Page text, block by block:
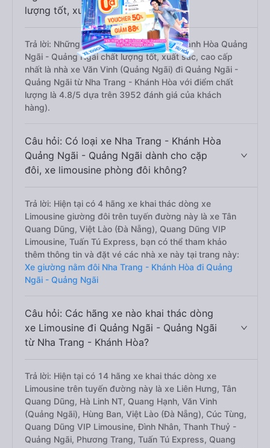
lượng tốt, xuất sắc, cao cấp nhất?
Trả lời: Những hãng xe đi Nha Trang - Khánh Hòa Quảng
Ngãi - Quảng Ngãi chất lượng tốt, xuất sắc, cao cấp
nhất là nhà xe Văn Vinh (Quảng Ngãi) đi Quảng Ngãi -
Quảng Ngãi từ Nha Trang - Khánh Hòa với điểm chất
lượng là 4.8/5 dựa trên 3952 đánh giá của khách
hàng).
Câu hỏi: Có loại xe Nha Trang - Khánh Hòa
Quảng Ngãi - Quảng Ngãi dành cho cặp
đôi, xe limousine phòng đôi không?
Trả lời: Hiện tại có 4 hãng xe khai thác dòng xe
Limousine giường đôi trên tuyến đường này là xe Tân
Quang Dũng, Việt Lào (Đà Nẵng), Quang Dũng VIP
Limousine, Tuấn Tú Express, bạn có thể tham khảo
thêm thông tin và đặt vé các nhà xe này tại trang này:
Xe giường nằm đôi Nha Trang - Khánh Hòa đi Quảng
Ngãi - Quảng Ngãi
Câu hỏi: Các hãng xe nào khai thác dòng
xe Limousine đi Quảng Ngãi - Quảng Ngãi
từ Nha Trang - Khánh Hòa?
Trả lời: Hiện tại có 14 hãng xe khai thác dòng xe
Limousine trên tuyến đường này là xe Liên Hưng, Tân
Quang Dũng, Hà Linh NT, Quang Hạnh, Văn Vinh
(Quảng Ngãi), Hùng Ban, Việt Lào (Đà Nẵng), Cúc Tùng,
Quang Dũng VIP Limousine, Đình Nhân, Thanh Thuỷ -
Quảng Ngãi, Phương Trang, Tuấn Tú Express, Quang